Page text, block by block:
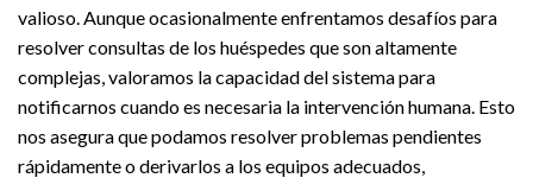
valioso. Aunque ocasionalmente enfrentamos desafíos para
resolver consultas de los huéspedes que son altamente
complejas, valoramos la capacidad del sistema para
notificarnos cuando es necesaria la intervención humana. Esto
nos asegura que podamos resolver problemas pendientes
rápidamente o derivarlos a los equipos adecuados,